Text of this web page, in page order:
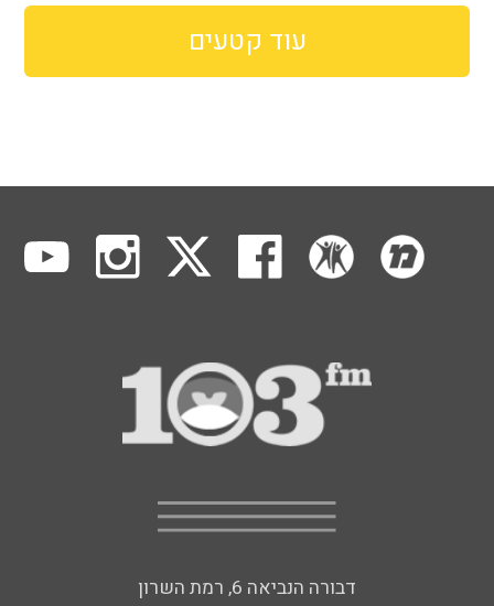
עוד קטעים
דבורה הנביאה 6, רמת השרון